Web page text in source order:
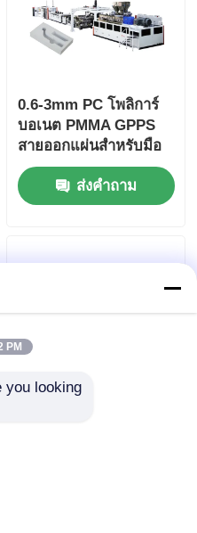
0.6-3mm PC โพลิการ์
บอเนต PMMA GPPS
สายออกแผ่นสําหรับมือ
ถือทีวี LCD มือถือ
ส่งคำถาม
PM
you looking